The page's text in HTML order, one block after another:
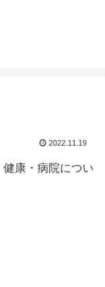
2022.11.19
健康・病院につい